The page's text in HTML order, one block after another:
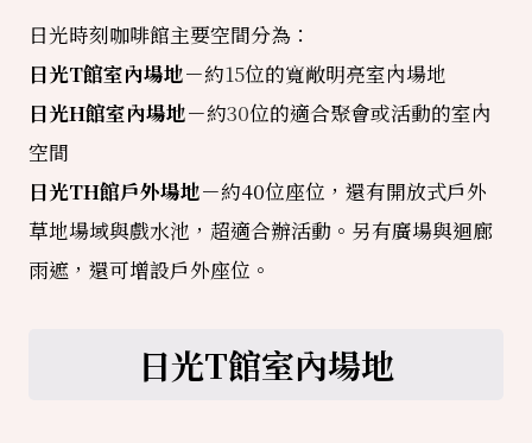
日光時刻咖啡館主要空間分為：
日光T館室內場地－約15位的寬敞明亮室內場地
日光H館室內場地－約30位的適合聚會或活動的室內
空間
日光TH館戶外場地－約40位座位，還有開放式戶外
草地場域與戲水池，超適合辦活動。另有廣場與迴廊
雨遮，還可增設戶外座位。
日光T館室內場地